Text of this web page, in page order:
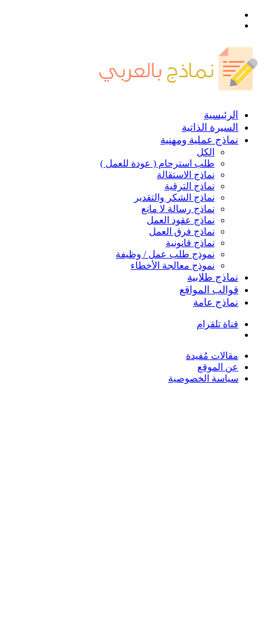
الرئيسية
السيرة الذاتية
نماذج عملية ومهنية
الكل
طلب استرحام ( عودة للعمل )
نماذج الاستقالة
نماذج الترقية
نماذج الشكر والتقدير
نماذج رسالة لا مانع
نماذج عقود العمل
نماذج فرق العمل
نماذج قانونية
نموذج طلب عمل / وظيفة
نموذج معالجة الأخطاء
نماذج طلابية
قوالب المواقع
نماذج عامة
قناة تلقرام
مقالات مُفيدة
عن الموقع
سياسة الخصوصية